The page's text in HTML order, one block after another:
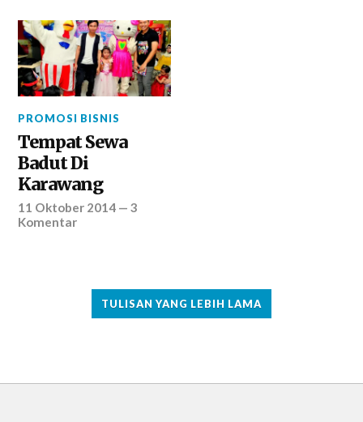
PROMOSI BISNIS
Tempat Sewa
Badut Di
Karawang
11 Oktober 2014 —3
Komentar
TULISAN YANG LEBIH LAMA